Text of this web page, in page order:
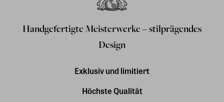
Handgefertigte Meisterwerke – stilprägendes
Design
Exklusiv und limitiert
Höchste Qualität